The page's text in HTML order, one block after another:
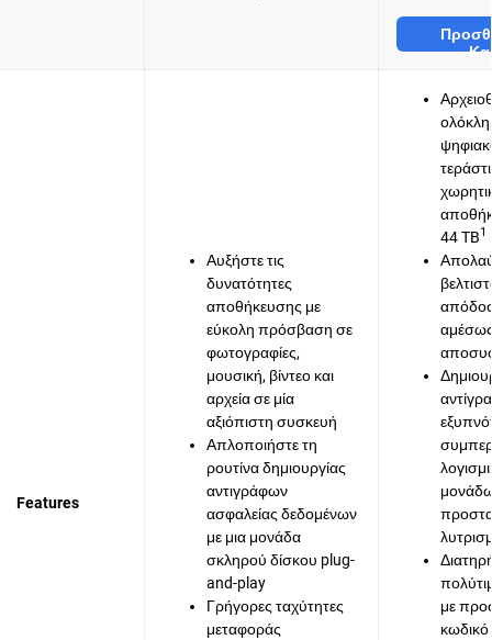
Features
Αυξήστε τις
δυνατότητες
αποθήκευσης με
εύκολη πρόσβαση σε
φωτογραφίες,
μουσική, βίντεο και
αρχεία σε μία
αξιόπιστη συσκευή
Απλοποιήστε τη
ρουτίνα δημιουργίας
αντιγράφων
ασφαλείας δεδομένων
με μια μονάδα
σκληρού δίσκου plug-
and-play
Γρήγορες ταχύτητες
μεταφοράς
44 TB1
με